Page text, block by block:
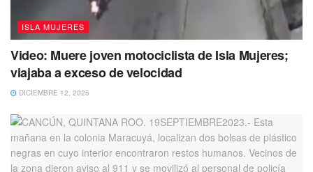
asistieron al taller, que en la Instancia Municipal de la
Mujer están las puertas abiertas para quienes sean
víctimas de cualquier tipo de violencia y necesiten apoyo.
No dejes de leer
ISLA MUJERES
Video: Muere joven motociclista de Isla Mujeres;
viajaba a exceso de velocidad
DICIEMBRE 12, 2025